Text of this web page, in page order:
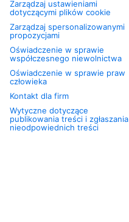
Zarządzaj ustawieniami
dotyczącymi plików cookie
Zarządzaj spersonalizowanymi
propozycjami
Oświadczenie w sprawie
współczesnego niewolnictwa
Oświadczenie w sprawie praw
człowieka
Kontakt dla firm
Wytyczne dotyczące
publikowania treści i zgłaszania
nieodpowiednich treści